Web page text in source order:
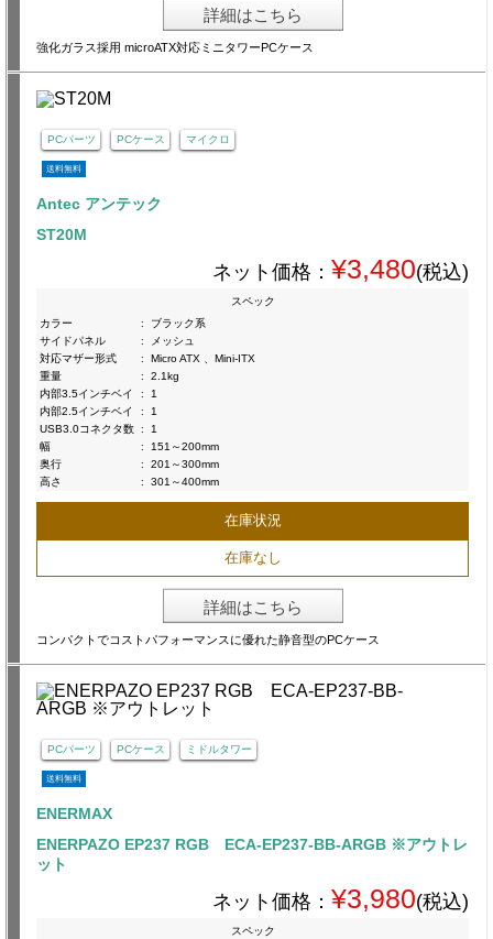
詳細はこちら
強化ガラス採用 microATX対応ミニタワーPCケース
PCパーツ PCケース マイクロ
送料無料
Antec アンテック
ST20M
ネット価格： ¥3,480(税込)
スペック
カラー
:
ブラック系
サイドパネル
:
メッシュ
対応マザー形式
:
Micro ATX 、Mini-ITX
重量
:
2.1kg
内部3.5インチベイ
:
1
内部2.5インチベイ
:
1
USB3.0コネクタ数 :
1
幅
:
151～200mm
奥行
:
201～300mm
高さ
: 301～400mm
在庫状況
在庫なし
詳細はこちら
コンパクトでコストパフォーマンスに優れた静音型のPCケース
PCパーツ PCケース ミドルタワー
送料無料
ENERMAX
ENERPAZO EP237 RGB ECA-EP237-BB-ARGB ※アウトレ
ット
ネット価格： ¥3,980(税込)
スペック